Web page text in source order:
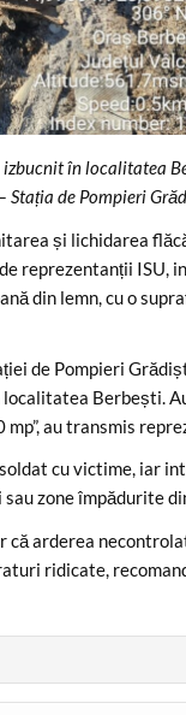
izbucnit în
Stația de Pompieri
și lichidarea
reprezentanții ISU,
din lemn, cu o
de Pompieri
Berbești.
mp”, au transmis
cu victime, iar
zone împădurite
arderea
ridicate,